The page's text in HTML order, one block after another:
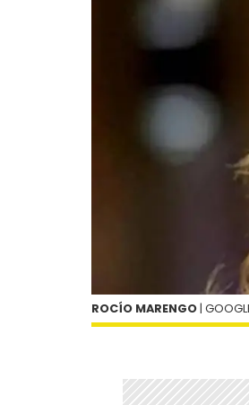
ROCÍO MARENGO |